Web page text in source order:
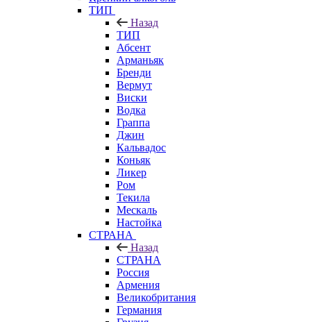
ТИП
Назад
ТИП
Абсент
Арманьяк
Бренди
Вермут
Виски
Водка
Граппа
Джин
Кальвадос
Коньяк
Ликер
Ром
Текила
Мескаль
Настойка
СТРАНА
Назад
СТРАНА
Россия
Армения
Великобритания
Германия